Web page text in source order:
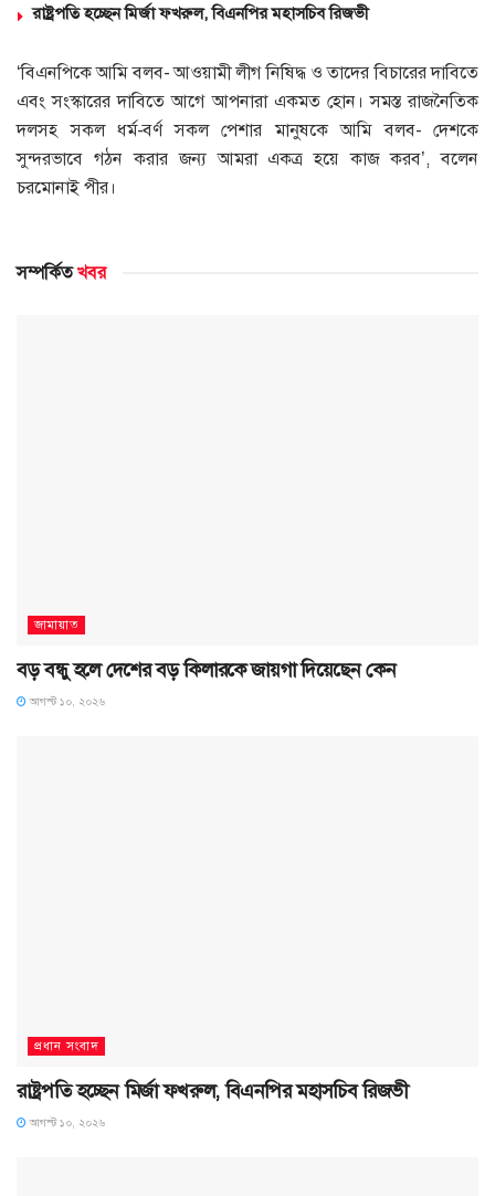
রাষ্ট্রপতি হচ্ছেন মির্জা ফখরুল, বিএনপির মহাসচিব রিজভী
‘বিএনপিকে আমি বলব- আওয়ামী লীগ নিষিদ্ধ ও তাদের বিচারের দাবিতে
এবং সংস্কারের দাবিতে আগে আপনারা একমত হোন। সমস্ত রাজনৈতিক
দলসহ সকল ধর্ম-বর্ণ সকল পেশার মানুষকে আমি বলব- দেশকে
সুন্দরভাবে গঠন করার জন্য আমরা একত্র হয়ে কাজ করব’, বলেন
চরমোনাই পীর।
সম্পর্কিতখবর
জামায়াত
বড় বন্ধু হলে দেশের বড় কিলারকে জায়গা দিয়েছেন কেন
আগস্ট ১০, ২০২৬
প্রধান সংবাদ
রাষ্ট্রপতি হচ্ছেন মির্জা ফখরুল, বিএনপির মহাসচিব রিজভী
আগস্ট ১০, ২০২৬